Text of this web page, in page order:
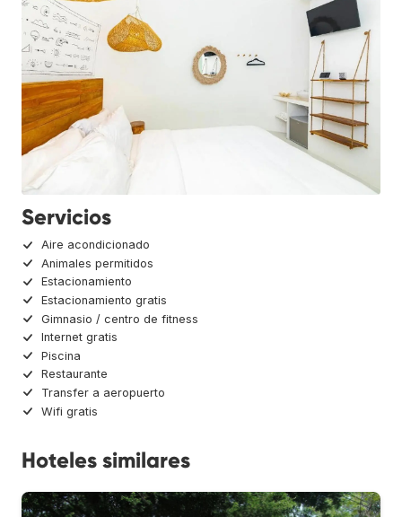
Servicios
Aire acondicionado
Animales permitidos
Estacionamiento
Estacionamiento gratis
Gimnasio / centro de fitness
Internet gratis
Piscina
Restaurante
Transfer a aeropuerto
Wifi gratis
Hoteles similares